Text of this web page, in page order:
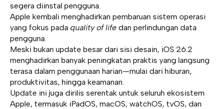
segera diinstal pengguna.
Apple kembali menghadirkan pembaruan sistem operasi
yang fokus pada quality of life dan perlindungan data
pengguna.
Meski bukan update besar dari sisi desain, iOS 26.2
menghadirkan banyak peningkatan praktis yang langsung
terasa dalam penggunaan harian—mulai dari hiburan,
produktivitas, hingga keamanan.
Update ini juga dirilis serentak untuk seluruh ekosistem
Apple, termasuk iPadOS, macOS, watchOS, tvOS, dan